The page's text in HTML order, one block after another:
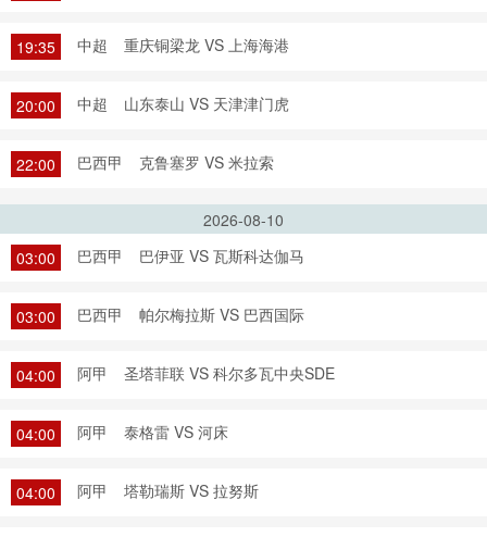
19:35 中超 重庆铜梁龙 VS 上海海港
20:00 中超 山东泰山 VS 天津津门虎
22:00 巴西甲 克鲁塞罗 VS 米拉索
2026-08-10
03:00
巴西甲 巴伊亚 VS 瓦斯科达伽马
03:00 巴西甲 帕尔梅拉斯 VS 巴西国际
04:00 阿甲 圣塔菲联 VS 科尔多瓦中央SDE
04:00 阿甲 泰格雷 VS 河床
04:00 阿甲 塔勒瑞斯 VS 拉努斯